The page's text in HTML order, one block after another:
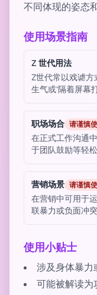
不同体现的姿态
使用场景指南
Z 世代用法
Z世代常以戏谑
生气或‘隔着屏幕
职场场合 请谨慎
在正式工作沟通
于团队鼓励等轻松
营销场景 请谨慎
在营销中可用于
联暴力或负面冲突
使用小贴士
涉及身体暴力
可能被解读为